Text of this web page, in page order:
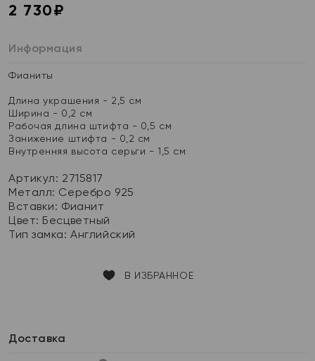
2 730₽
Информация
Фианиты
Длина украшения - 2,5 см
Ширина - 0,2 см
Рабочая длина штифта - 0,5 см
Занижение штифта - 0,2 см
Внутренняя высота серьги - 1,5 см
Артикул: 2715817
Металл: Серебро 925
Вставки: Фианит
Цвет: Бесцветный
Тип замка:Английский
В ИЗБРАННОЕ
Доставка